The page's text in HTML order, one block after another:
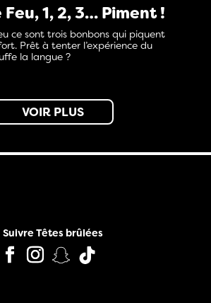
1, 2, 3… Piment !
ce sont trois bonbons qui piquent
Prêt à tenter l’expérience du
la langue ?
VOIR PLUS
Suivre Têtes brûlées